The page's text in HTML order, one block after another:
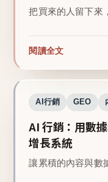
把買來的人留下來
閱讀全文
AI行銷 GEO
AI 行銷：用數
增長系統
讓累積的內容與數